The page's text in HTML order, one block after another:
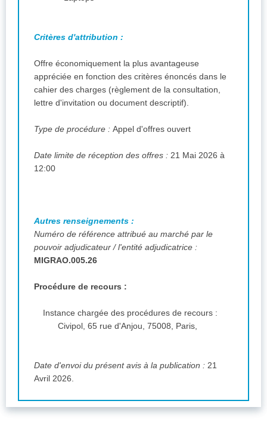
Critères d'attribution :
Offre économiquement la plus avantageuse
appréciée en fonction des critères énoncés dans le
cahier des charges (règlement de la consultation,
lettre d'invitation ou document descriptif).
Type de procédure : Appel d'offres ouvert
Date limite de réception des offres : 21 Mai 2026 à
12:00
Autres renseignements :
Numéro de référence attribué au marché par le
pouvoir adjudicateur / l'entité adjudicatrice :
MIGRAO.005.26
Procédure de recours :
Instance chargée des procédures de recours :
Civipol, 65 rue d'Anjou, 75008, Paris,
Date d'envoi du présent avis à la publication : 21
Avril 2026.